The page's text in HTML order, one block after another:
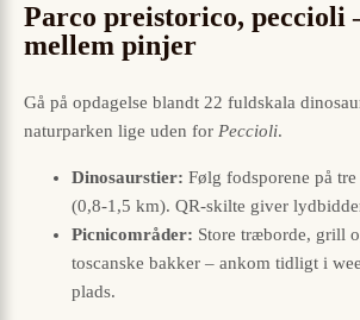
Parco preistorico, peccioli
mellem pinjer
Gå på opdagelse blandt 22 fuldskala
naturparken lige uden for Peccioli.
Dinosaurstier: Følg fodsporene på
(0,8-1,5 km). QR-skilte giver
Picnicområder: Store træborde, grill
toscanske bakker – ankom tidligt i
plads.